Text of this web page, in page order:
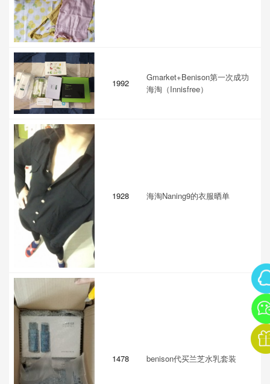
1992
Gmarket+Benison第一次成功
海淘（Innisfree）
1928 海淘Naning9的衣服晒单
1478 benison代买兰芝水乳套装